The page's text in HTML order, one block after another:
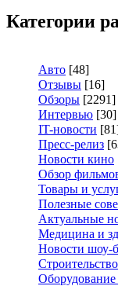
Категории
Авто [48]
Отзывы [16]
Обзоры [2291]
Интервью [30]
IT-новости
Пресс-релиз
Новости кино
Обзор
Товары и
Полезные
Актуальные
Медицина и
Новости шоу-
Оборудование